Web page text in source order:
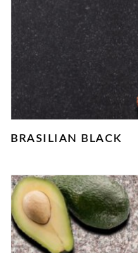
BRASILIAN BLACK